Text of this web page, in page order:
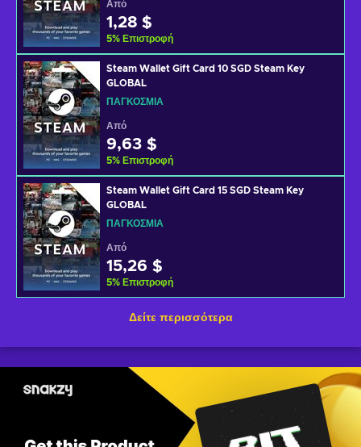
Από
1,28 $
5% Επιστροφή
Steam Wallet Gift Card 10 SGD Steam Key
GLOBAL
ΠΑΓΚΌΣΜΙΑ
Από
9,63 $
5% Επιστροφή
Steam Wallet Gift Card 15 SGD Steam Key
GLOBAL
ΠΑΓΚΌΣΜΙΑ
Από
15,26 $
5% Επιστροφή
Δείτε περισσότερα